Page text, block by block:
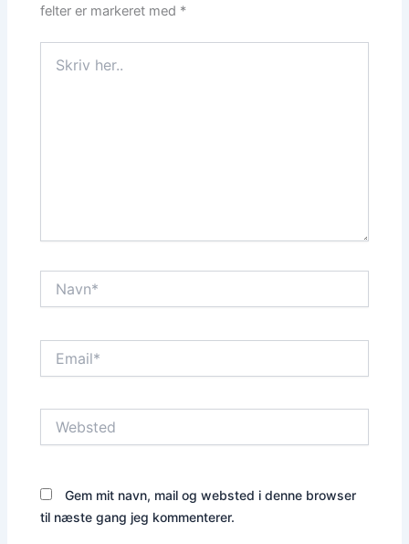
felter er markeret med *
her..
Gem mit navn, mail og websted i denne browser
til næste gang jeg kommenterer.